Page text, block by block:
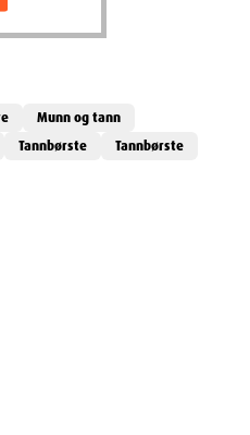
Munn og tann
Tannbørste Tannbørste